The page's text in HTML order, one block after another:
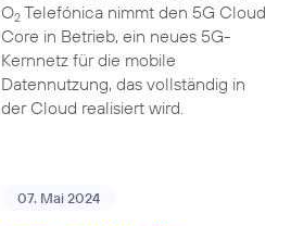
O2Telefónica nimmt den 5G Cloud
Core in Betrieb, ein neues 5G-
Kernnetz für die mobile
Datennutzung, das vollständig in
der Cloud realisiert wird.
07. Mai 2024